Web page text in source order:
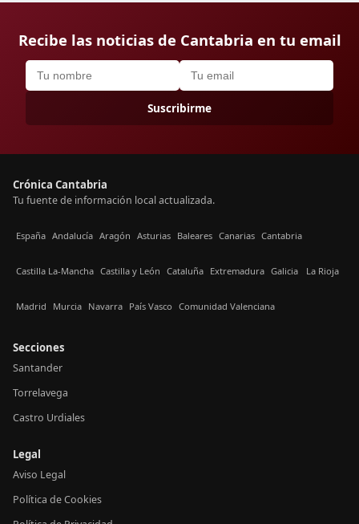
Recibe las noticias de Cantabria en tu email
Suscribirme
Crónica Cantabria
Tu fuente de información local actualizada.
España Andalucía Aragón Asturias Baleares Canarias Cantabria
Castilla La-Mancha Castilla y León Cataluña Extremadura Galicia La Rioja
Madrid Murcia Navarra País Vasco Comunidad Valenciana
Secciones
Santander
Torrelavega
Castro Urdiales
Legal
Aviso Legal
Política de Cookies